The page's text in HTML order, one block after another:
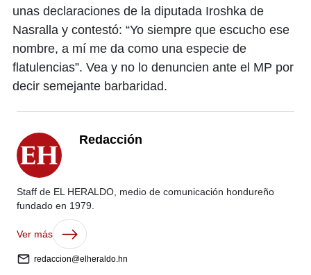
unas declaraciones de la diputada Iroshka de
Nasralla y contestó: “Yo siempre que escucho ese
nombre, a mí me da como una especie de
flatulencias”. Vea y no lo denuncien ante el MP por
decir semejante barbaridad.
Redacción
Staff de EL HERALDO, medio de comunicación hondureño
fundado en 1979.
Ver más
redaccion@elheraldo.hn